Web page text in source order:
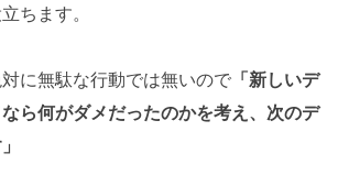
ちます。
に無駄な行動では無いので 「新しいデ
ら何がダメだったのかを考え、次のデ